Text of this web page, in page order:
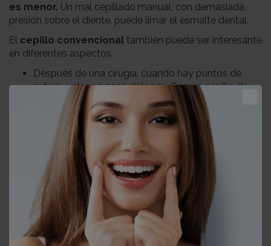
es menor. Un mal cepillado manual, con demasiada
presión sobre el diente, puede limar el esmalte dental.
El cepillo convencional también puede ser interesante
en diferentes aspectos.
Después de una cirugía, cuando hay puntos de
sutura o alguna zona dolorida. Con un cepillo de
cerdas ultrasuaves, el usuario puede controlar
mejor la velocidad y el cuidado con el que limpia
esta zona sensible.
En el caso de personas que llevan ortodoncia
cepillo manual permite limpiar los dientes con
cuidado y evitar que se desprenda un alambre o un
bracket con el cepillado.
Aunque los niños
pueden utilizar un cepillo
eléctrico, el manual es el que se utiliza desde
pequeños para enseñarles latécnica
. Además,
hay más oferta en el mercado de cepillos